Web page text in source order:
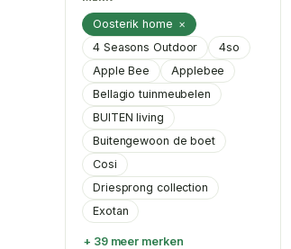
Oosterik home ×
4 Seasons Outdoor
4so
Apple Bee
Applebee
Bellagio tuinmeubelen
BUITEN living
Buitengewoon de boet
Cosi
Driesprong collection
Exotan
+ 39 meer merken